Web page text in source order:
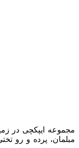
مجموعه ایپکچی در
مبلمان، پرده و رو